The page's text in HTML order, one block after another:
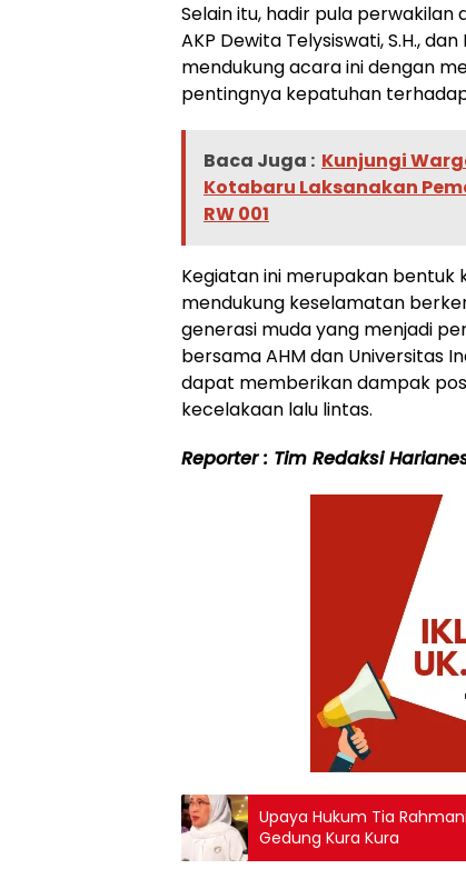
Selain itu, hadir pula perwakilan
AKP Dewita Telysiswati, S.H.,
mendukung acara ini dengan
pentingnya kepatuhan
Baca Juga : Kunjungi
Kotabaru Laksanakan
RW 001
Kegiatan ini merupakan bentuk
mendukung keselamatan
generasi muda yang menjadi
bersama AHM dan Universitas
dapat memberikan dampak
kecelakaan lalu lintas.
Reporter : Tim Redaksi
Upaya Hukum Tia
Gedung Kura Kura